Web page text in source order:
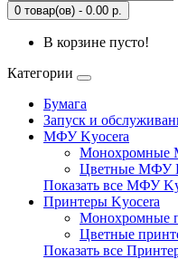
0 товар(ов) - 0.00 р.
В корзине пусто!
Категории
Бумага
Запуск и
МФУ Kyocera
Монохромные
Цветные МФУ
Показать все МФУ
Принтеры Kyocera
Монохромные
Цветные
Показать все